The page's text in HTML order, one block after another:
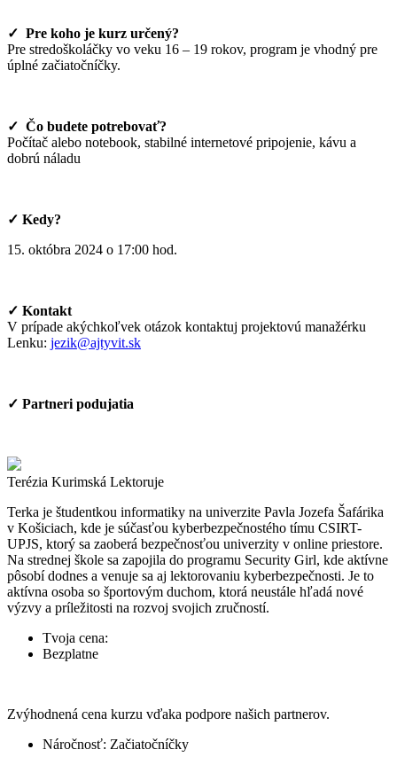
✓ Pre koho je kurz určený?
Pre stredoškoláčky vo veku 16 – 19 rokov, program je vhodný pre
úplné začiatočníčky.
✓ Čo budete potrebovať?
Počítač alebo notebook, stabilné internetové pripojenie, kávu a
dobrú náladu
✓ Kedy?
15. októbra 2024 o 17:00 hod.
✓ Kontakt
V prípade akýchkoľvek otázok kontaktuj projektovú manažérku
Lenku: jezik@ajtyvit.sk
✓ Partneri podujatia
Terézia Kurimská Lektoruje
Terka je študentkou informatiky na univerzite Pavla Jozefa Šafárika
v Košiciach, kde je súčasťou kyberbezpečnostého tímu CSIRT-
UPJS, ktorý sa zaoberá bezpečnosťou univerzity v online priestore.
Na strednej škole sa zapojila do programu Security Girl, kde aktívne
pôsobí dodnes a venuje sa aj lektorovaniu kyberbezpečnosti. Je to
aktívna osoba so športovým duchom, ktorá neustále hľadá nové
výzvy a príležitosti na rozvoj svojich zručností.
Tvoja cena:
Bezplatne
Zvýhodnená cena kurzu vďaka podpore našich partnerov.
Náročnosť: Začiatočníčky